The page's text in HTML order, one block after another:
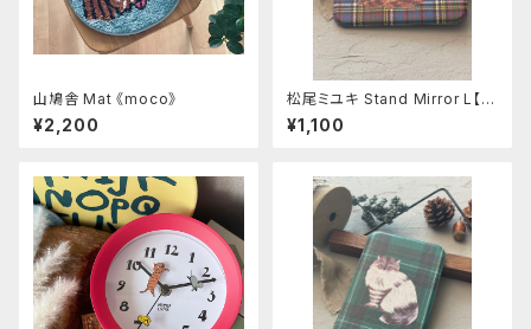
山鳩舎 Mat 《moco》
¥2,200
松尾ミユキ Stand Mirror L【M
aron】
¥1,100